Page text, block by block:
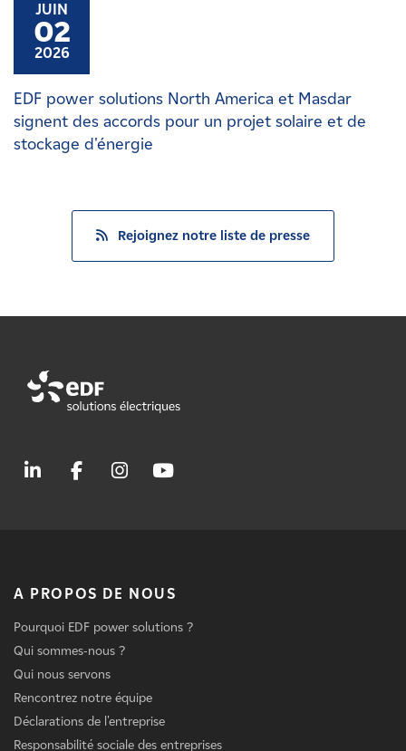
JUIN
02
2026
EDF power solutions North America et Masdar
signent des accords pour un projet solaire et de
stockage d'énergie
Rejoignez notre liste de presse
A PROPOS DE NOUS
Pourquoi EDF power solutions ?
Qui sommes-nous ?
Qui nous servons
Rencontrez notre équipe
Déclarations de l'entreprise
Responsabilité sociale des entreprises